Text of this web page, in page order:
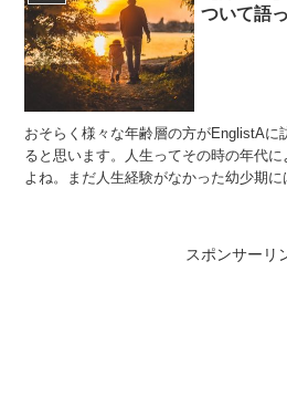
ついて語
おそらく様々な年齢層の方がEnglistAに
ると思います。人生ってその時の年代
よね。まだ人生経験がなかった幼少期
スポンサーリ